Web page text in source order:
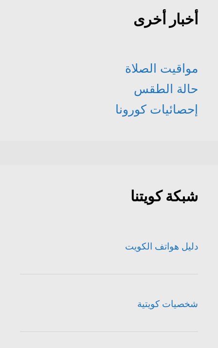
أخبار أخرى
مواقيت الصلاة
حالة الطقس
إحصائيات كورونا
شبكة كويتنا
دليل هواتف الكويت
شخصيات كويتية